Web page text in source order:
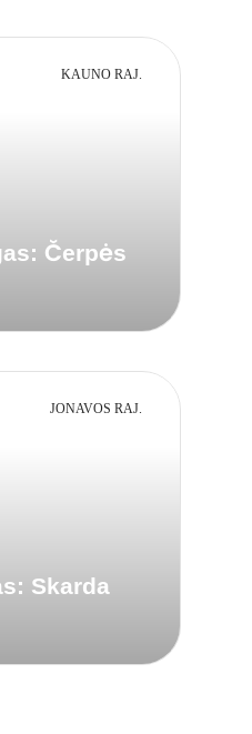
KAUNO RAJ.
Čerpės
JONAVOS RAJ.
Skarda